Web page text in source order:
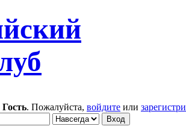
Гость. Пожалуйста, войдите или